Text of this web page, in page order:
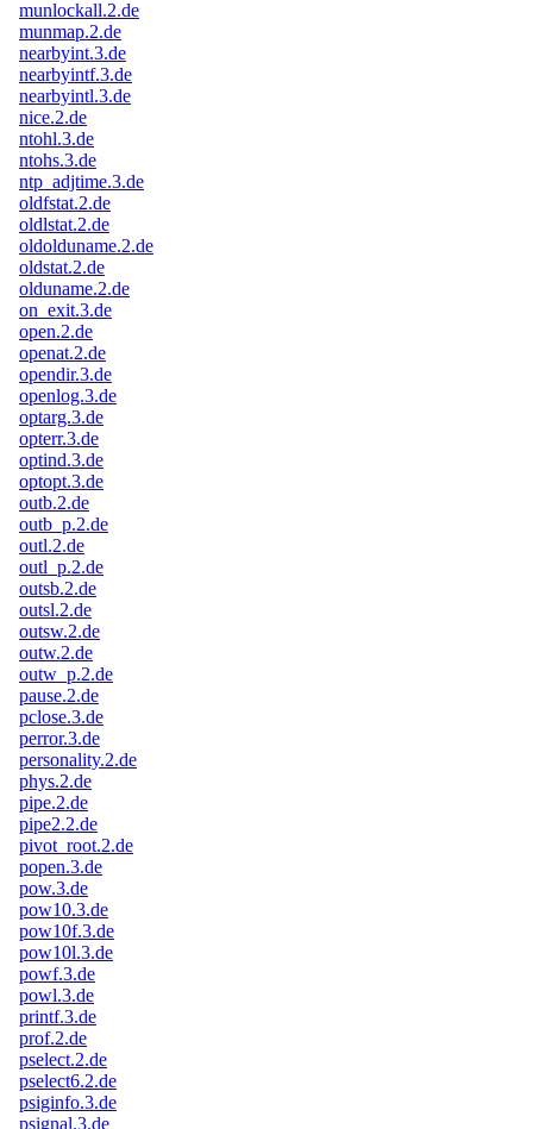
munlockall.2.de
munmap.2.de
nearbyint.3.de
nearbyintf.3.de
nearbyintl.3.de
nice.2.de
ntohl.3.de
ntohs.3.de
ntp_adjtime.3.de
oldfstat.2.de
oldlstat.2.de
oldolduname.2.de
oldstat.2.de
olduname.2.de
on_exit.3.de
open.2.de
openat.2.de
opendir.3.de
openlog.3.de
optarg.3.de
opterr.3.de
optind.3.de
optopt.3.de
outb.2.de
outb_p.2.de
outl.2.de
outl_p.2.de
outsb.2.de
outsl.2.de
outsw.2.de
outw.2.de
outw_p.2.de
pause.2.de
pclose.3.de
perror.3.de
personality.2.de
phys.2.de
pipe.2.de
pipe2.2.de
pivot_root.2.de
popen.3.de
pow.3.de
pow10.3.de
pow10f.3.de
pow10l.3.de
powf.3.de
powl.3.de
printf.3.de
prof.2.de
pselect.2.de
pselect6.2.de
psiginfo.3.de
psignal.3.de